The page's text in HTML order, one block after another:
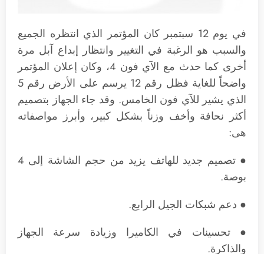
في يوم 12 سبتمبر كان المؤتمر الذي انتظره الجميع
والسبب هو الرغبة في التغيير وانتظار إبداع آبل مرة
أخرى كما حدث مع الآي فون 4، وكان إعلان المؤتمر
واضحاً للغاية فظل رقم 12 يرسم على الأرض رقم 5
الذي يشير للآي فون الخامس. وقد جاء الجهاز بتصميم
أكثر نحافة وأخف وزناً بشكل كبير، وأبرز مواصفاته
هى:
● تصميم جديد للهاتف يزيد من حجم الشاشة إلى 4
بوصة.
● دعم شبكات الجيل الرابع.
● تحسينات في الكاميرا وزيادة سرعة الجهاز
والذاكرة.